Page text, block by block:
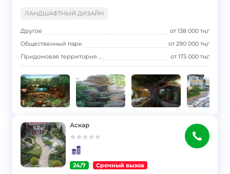
ЛАНДШАФТНЫЙ ДИЗАЙН
Другое от138 000 тңг
Общественный парк
от290 000 тңг
Придомовая территория многоквартирного дома (двор)
от173 000 тңг
Аскар
24/7 Срочный вызов